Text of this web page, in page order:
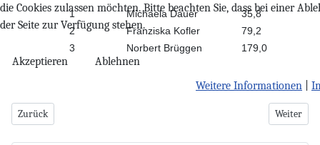
1 Michaela Dauer
35,8
2
Franziska Kofler
79,2
3
Norbert Brüggen 179,0
Vorheriger Beitrag: Schützenkönige 2016
Zurück Nächster
Weiter
die Cookies zulassen möchten. Bitte beachten Sie, dass bei einer
der Seite zur Verfügung stehen.
Akzeptieren
Ablehnen
Weitere Informationen